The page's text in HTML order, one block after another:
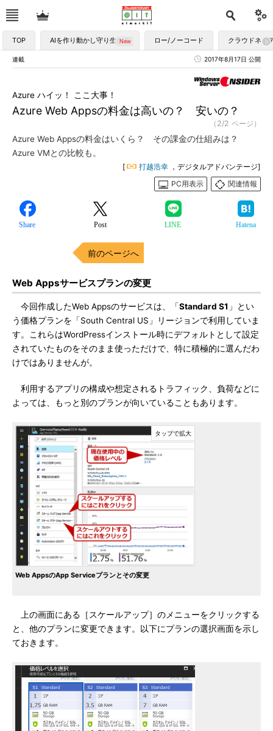
TOP AIを作り動かし守り生かす ロー/ノーコード クラウドネイ
連載 2017年8月17日 公開
Azure Web Appsの料金は高いの？ 安いの？
Azure ハイッ！ ここ大事！
（2/2 ページ）
Azure Web Appsの料金はいくら？ その課金の仕組みは？
Azure VMとの比較も。
[ 打越浩幸 ，デジタルアドバンテージ]
PC用表示
関連情報
Share Post LINE Hatena
前のページへ
Web Appsサービスプランの変更
今回作成したWeb Appsのサービスは、「Standard S1 」とい
う価格プランを「South Central US」リージョンで利用していま
す。これらはWordPressインストール時にデフォルトとして設定
されていたものをそのまま使っただけで、特に積極的に選んだわ
けではありませんが。
利用するアプリの構成や想定されるトラフィック、負荷などに
よっては、もっと別のプランが向いていることもあります。
Web AppsのApp Serviceプランとその変更
上の画面にある［スケールアップ］のメニューをクリックする
と、他のプランに変更できます。以下にプランの選択画面を示し
ておきます。